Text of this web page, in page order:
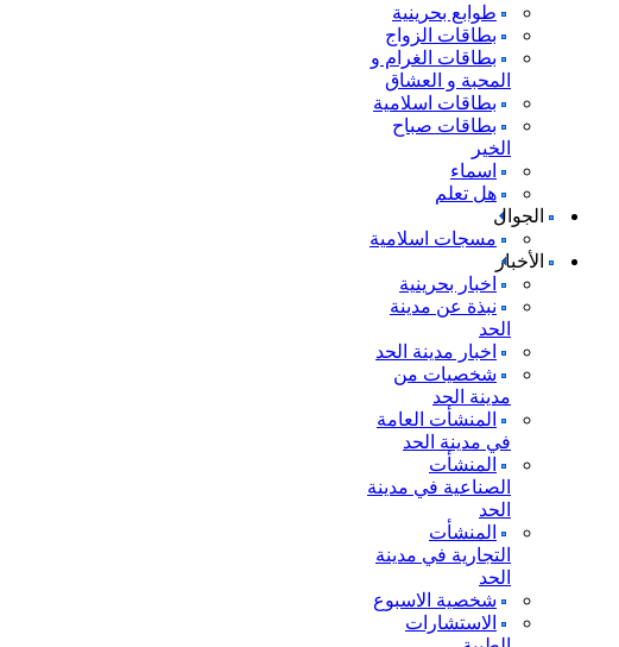
طوابع بحرينية
بطاقات الزواج
بطاقات الغرام و
المحبة و العشاق
بطاقات اسلامية
بطاقات صباح
الخير
اسماء
هل تعلم
الجوال
مسجات اسلامية
الأخبار
اخبار بحرينية
نبذة عن مدينة
الحد
اخبار مدينة الحد
شخصيات من
مدينة الحد
المنشأت العامة
في مدينة الحد
المنشأت
الصناعية في مدينة
الحد
المنشأت
التجارية في مدينة
الحد
شخصية الاسبوع
الاستشارات